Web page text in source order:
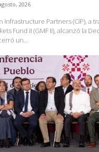
2026
Infrastructure Partners (CIP), a
Fund II (GMF II), alcanzó la
un...